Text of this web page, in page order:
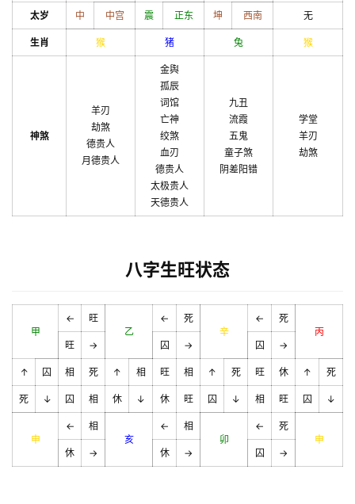
太岁 中 中宫 震 正东 坤 西南 无
生肖 猴 猪 兔 猴
神煞
羊刃
劫煞
德贵人
月德贵人
金舆
孤辰
词馆
亡神
绞煞
血刃
德贵人
太极贵人
天德贵人
九丑
流霞
五鬼
童子煞
阴差阳错
学堂
羊刃
劫煞
八字生旺状态
甲
←
旺
乙
←
死
辛
←
死
丙
旺
→ 囚 → 囚 →
↑ 囚 相 死 ↑ 相 旺 相 ↑ 死 旺 休 ↑ 死
死 ↓ 囚 相 休 ↓ 休 旺 囚 ↓ 相 旺 囚 ↓
申
←
相
亥
←
相
卯
←
死
申
休
→ 休 → 囚 →